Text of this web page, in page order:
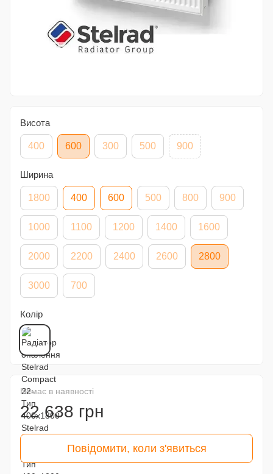
Висота
400 600 300 500 900
Ширина
1800 400 600 500 800 900
1000 1100 1200 1400 1600
2000 2200 2400 2600 2800
3000 700
Колір
Немає в наявності
22 638 грн
Повідомити, коли з'явиться